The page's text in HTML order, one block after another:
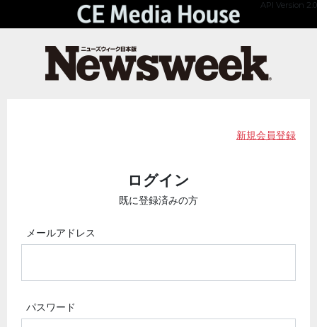
API Version 2.0
新規会員登録
ログイン
既に登録済みの方
メールアドレス
パスワード